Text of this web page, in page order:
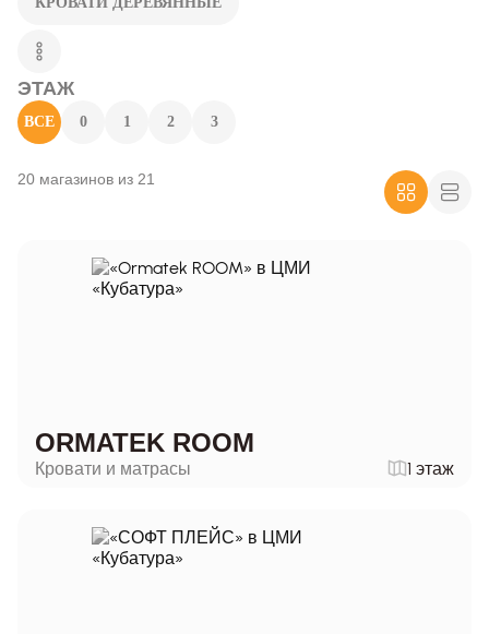
ЭТАЖ
ВСЕ 0 1 2 3
20 магазинов из 21
ORMATEK ROOM
Кровати и матрасы 1 этаж